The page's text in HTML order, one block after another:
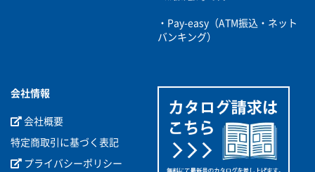
・Pay-easy（ATM振込・ネット
バンキング）
会社情報
会社概要
特定商取引に基づく表記
プライバシーポリシー